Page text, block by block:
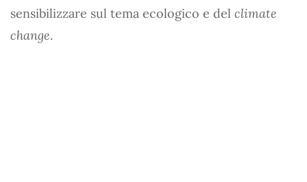
sensibilizzare sul tema ecologico e del climate
change.